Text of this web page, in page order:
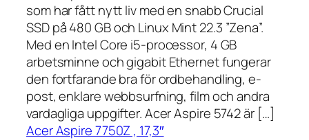
som har fått nytt liv med en snabb Crucial
SSD på 480 GB och Linux Mint 22.3 ”Zena”.
Med en Intel Core i5-processor, 4 GB
arbetsminne och gigabit Ethernet fungerar
den fortfarande bra för ordbehandling, e-
post, enklare webbsurfning, film och andra
vardagliga uppgifter. Acer Aspire 5742 är […]
Acer Aspire 7750Z , 17,3″